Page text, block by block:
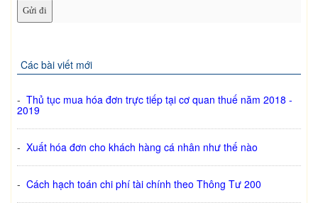
Các bài viết mới
- Thủ tục mua hóa đơn trực tiếp tại cơ quan thuế năm 2018 -
2019
- Xuất hóa đơn cho khách hàng cá nhân như thế nào
- Cách hạch toán chi phí tài chính theo Thông Tư 200